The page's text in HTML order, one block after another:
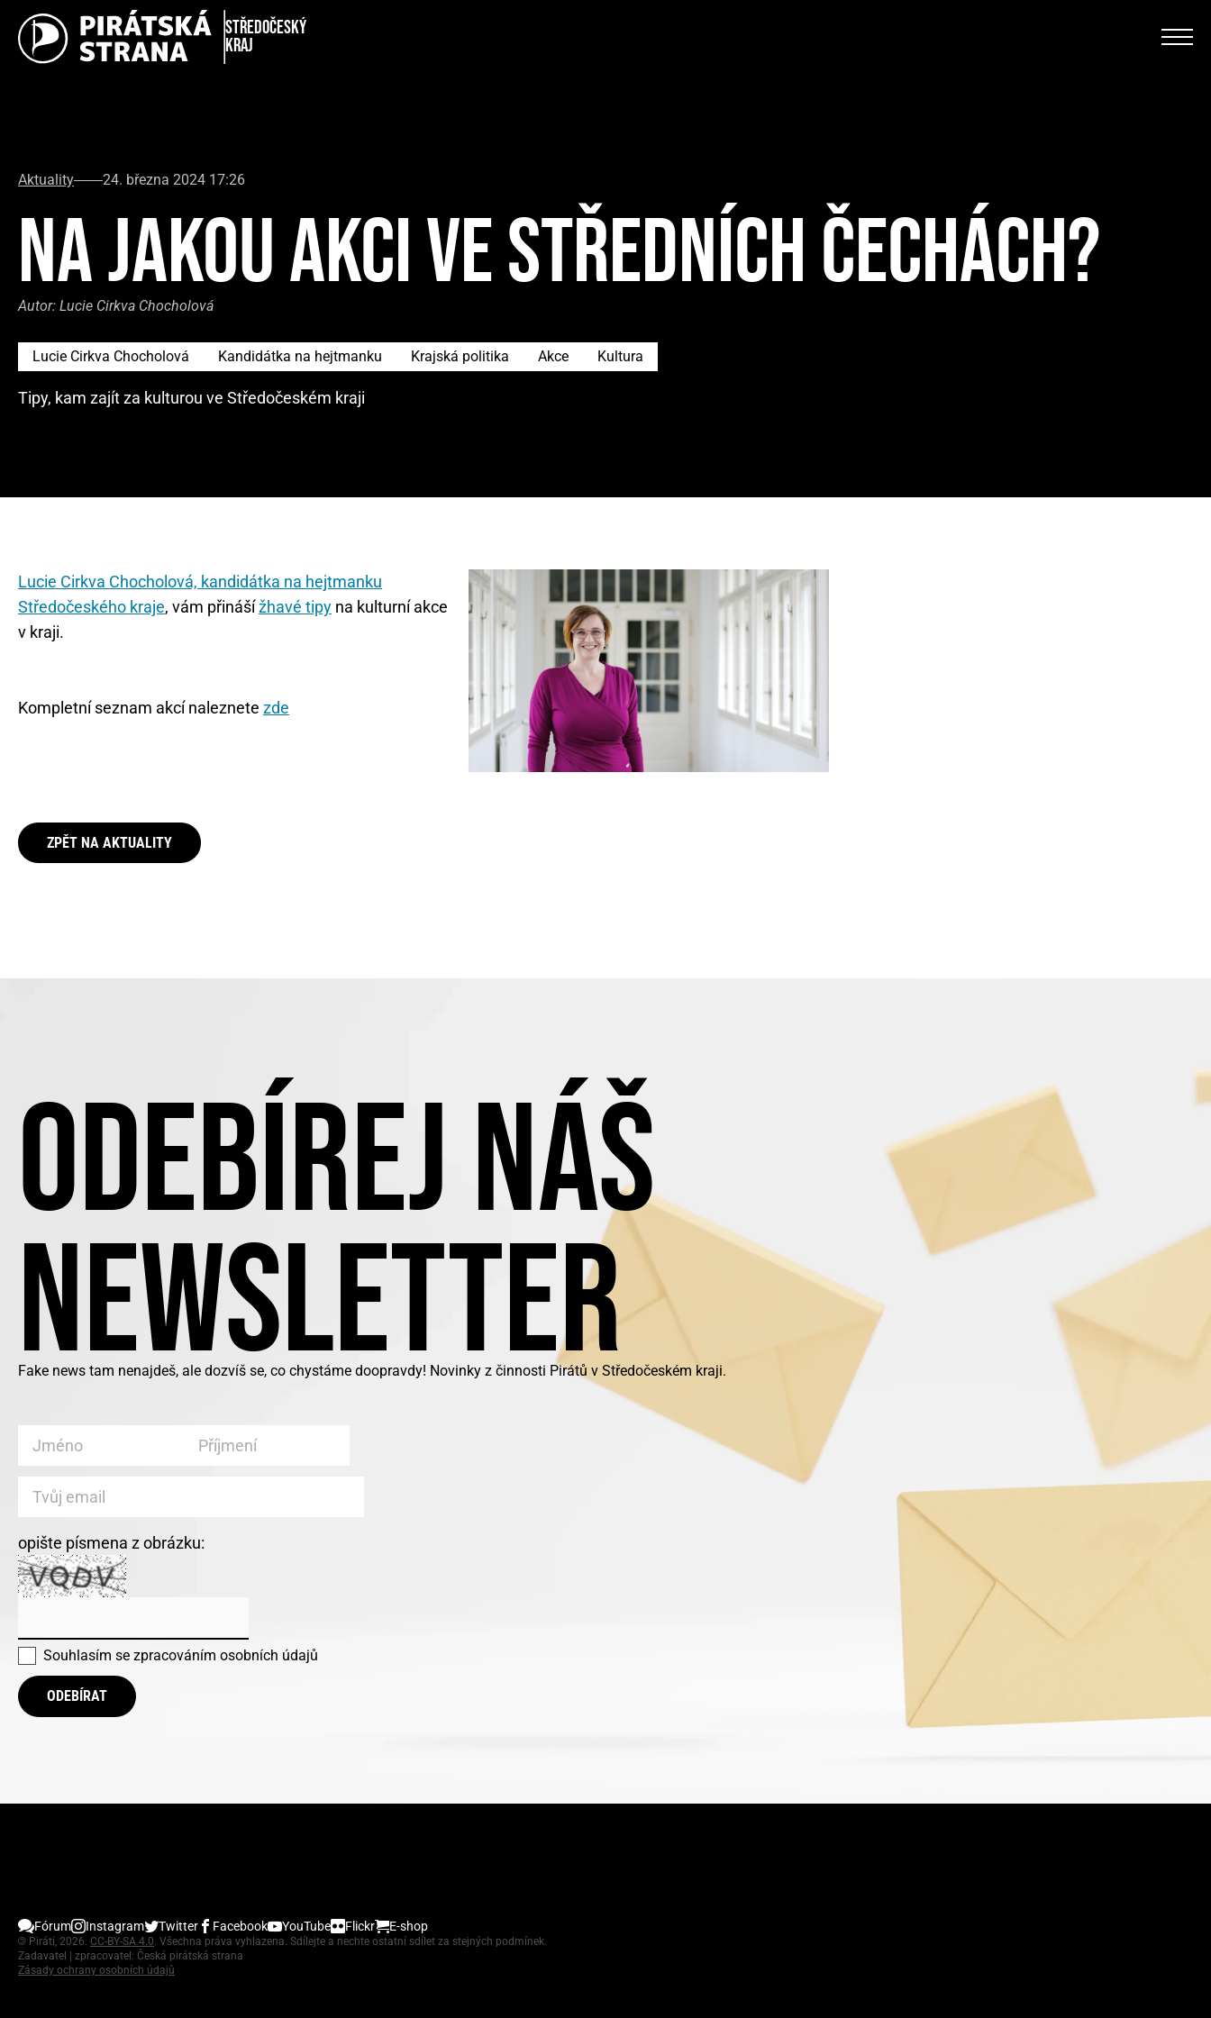
Středočeský
kraj
Aktuality 24. března 2024 17:26
NA JAKOU AKCI VE STŘEDNÍCH ČECHÁCH?
Autor: Lucie Cirkva Chocholová
Lucie Cirkva Chocholová Kandidátka na hejtmanku Krajská politika Akce Kultura
Tipy, kam zajít za kulturou ve Středočeském kraji
Lucie Cirkva Chocholová, kandidátka na hejtmanku
Středočeského kraje, vám přinášížhavé tipy na kulturní akce
v kraji.
Kompletní seznam akcí naleznete zde
ZPĚT NA AKTUALITY
ODEBÍREJ NÁŠ
NEWSLETTER
Fake news tam nenajdeš, ale dozvíš se, co chystáme doopravdy! Novinky z činnosti Pirátů v Středočeském kraji.
opište písmena z obrázku:
Souhlasím se zpracováním osobních údajů
ODEBÍRAT
Fórum Instagram Twitter Facebook YouTube Flickr E-shop
© Piráti, 2026. CC-BY-SA 4.0 . Všechna práva vyhlazena. Sdílejte a nechte ostatní sdílet za stejných podmínek.
Zadavatel | zpracovatel: Česká pirátská strana
Zásady ochrany osobních údajů